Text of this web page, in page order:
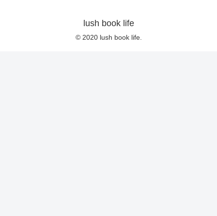
lush book life
© 2020 lush book life.